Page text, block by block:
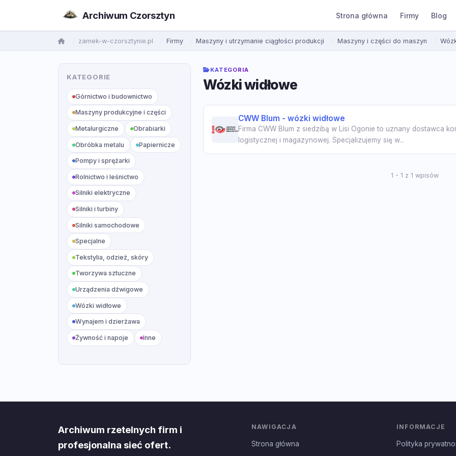
Archiwum Czorsztyn Strona główna Firmy Blog
zamek-w-czorsztynie.pl Firmy Maszyny i utrzymanie ciągłości produkcji Maszyny i części do maszyn
KATEGORIE
Górnictwo i budownictwo
Maszyny produkcyjne i części
Metalurgiczne Obrabiarki
Obróbka metalu Papiernicze
Pompy i sprężarki
Rolnictwo i leśnictwo
Silniki elektryczne
Silniki i turbiny
Silniki samochodowe
Specjalne
Tekstylia, odzież, skóry
Tworzywa sztuczne
Urządzenia dźwigowe
Wózki widłowe
Wynajem i dzierżawa
Żywność i napoje Inne
KATEGORIA
Wózki widłowe
CWW Blum - wózki widłowe
Firma CWW Blum z siedzibą w Lisi Ogonie to uznany dostawca
logistycznej i magazynowej. Specjalizujemy się w...
1 - 1 z 1 wpisów
Archiwum rzetelnych firm i
profesjonalna sieć ofert.
NAWIGACJA
Strona główna
INFORMACJE
Polityka